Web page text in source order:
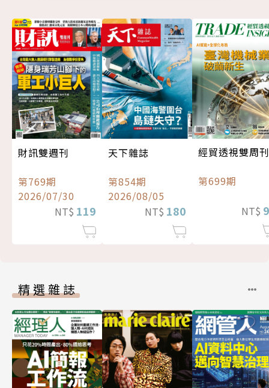
財訊雙週刊
第769期
2026/07/30
NT$ 119
天下雜誌
第854期
2026/08/05
NT$ 180
經貿透視雙周刊
第699期
NT$
精選雜誌